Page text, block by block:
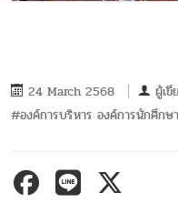
24 March 2568 ผู้เขี
#องค์การบริหาร องค์การนักศึก